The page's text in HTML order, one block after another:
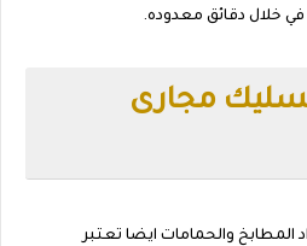
خلال دقائق معدوده.
مجارى
المطابخ والحمامات ايضا تعتبر